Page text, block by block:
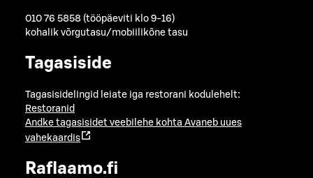
010 76 5858 (tööpäeviti klo 9-16)
kohalik võrgutasu/mobiilikõne tasu
Tagasiside
Tagasisidelingid leiate iga restorani kodulehelt:
Restoranid
Andke tagasisidet veebilehe kohta Avaneb uues
vahekaardis
Raflaamo.fi